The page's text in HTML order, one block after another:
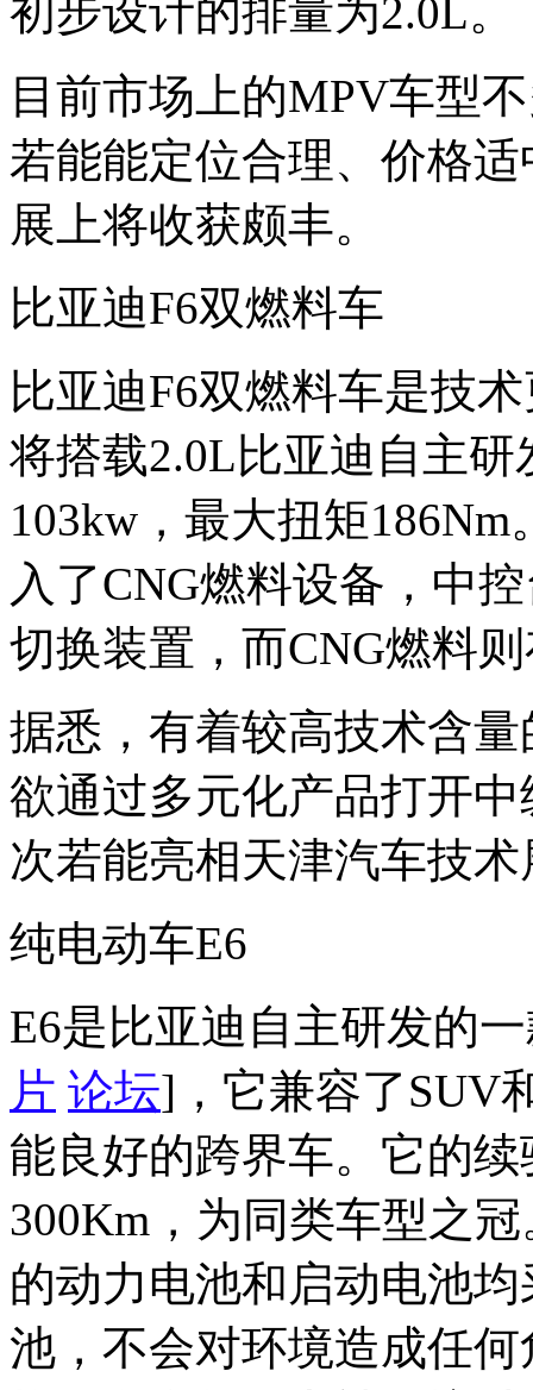
初步设计的排量为2.0L。
目前市场上的MPV车型
若能能定位合理、价格
展上将收获颇丰。
比亚迪F6双燃料车
比亚迪F6双燃料车是技
将搭载2.0L比亚迪自主
103kw，最大扭矩
入了CNG燃料设备，中
切换装置，而CNG燃料
据悉，有着较高技术含
欲通过多元化产品打开
次若能亮相天津汽车技
纯电动车E6
E6是比亚迪自主研发的
片 论坛]，它兼容了SUV
能良好的跨界车。它的续
300Km，为同类车型之
的动力电池和启动电池
池，不会对环境造成任